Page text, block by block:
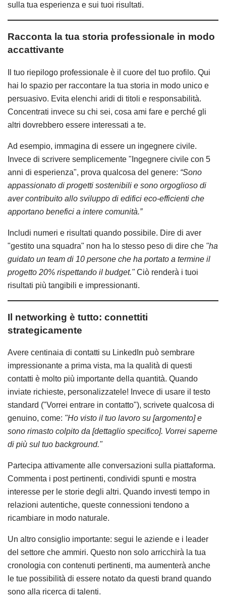
sulla tua esperienza e sui tuoi risultati.
Racconta la tua storia professionale in modo
accattivante
Il tuo riepilogo professionale è il cuore del tuo profilo. Qui
hai lo spazio per raccontare la tua storia in modo unico e
persuasivo. Evita elenchi aridi di titoli e responsabilità.
Concentrati invece su chi sei, cosa ami fare e perché gli
altri dovrebbero essere interessati a te.
Ad esempio, immagina di essere un ingegnere civile.
Invece di scrivere semplicemente "Ingegnere civile con 5
anni di esperienza", prova qualcosa del genere: “Sono
appassionato di progetti sostenibili e sono orgoglioso di
aver contribuito allo sviluppo di edifici eco-efficienti che
apportano benefici a intere comunità.”
Includi numeri e risultati quando possibile. Dire di aver
"gestito una squadra" non ha lo stesso peso di dire che "ha
guidato un team di 10 persone che ha portato a termine il
progetto 20% rispettando il budget."Ciò renderà i tuoi
risultati più tangibili e impressionanti.
Il networking è tutto: connettiti
strategicamente
Avere centinaia di contatti su LinkedIn può sembrare
impressionante a prima vista, ma la qualità di questi
contatti è molto più importante della quantità. Quando
inviate richieste, personalizzatele! Invece di usare il testo
standard ("Vorrei entrare in contatto"), scrivete qualcosa di
genuino, come: "Ho visto il tuo lavoro su [argomento] e
sono rimasto colpito da [dettaglio specifico]. Vorrei saperne
di più sul tuo background."
Partecipa attivamente alle conversazioni sulla piattaforma.
Commenta i post pertinenti, condividi spunti e mostra
interesse per le storie degli altri. Quando investi tempo in
relazioni autentiche, queste connessioni tendono a
ricambiare in modo naturale.
Un altro consiglio importante: segui le aziende e i leader
del settore che ammiri. Questo non solo arricchirà la tua
cronologia con contenuti pertinenti, ma aumenterà anche
le tue possibilità di essere notato da questi brand quando
sono alla ricerca di talenti.